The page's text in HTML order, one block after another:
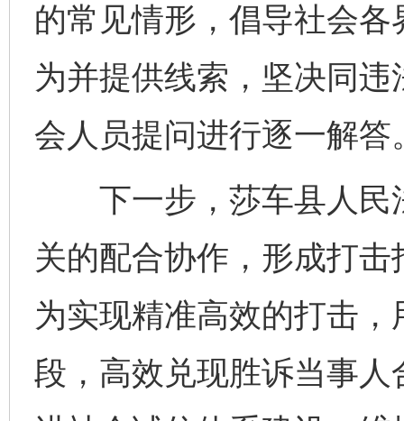
的常见情形，倡导社会
为并提供线索，坚决同
会人员提问进行逐一解答
下一步，莎车县人民
关的配合协作，形成打
为实现精准高效的打击
段，高效兑现胜诉当事